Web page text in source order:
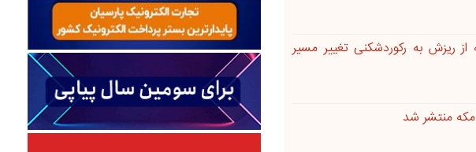
ریزش به رکوردشکنی تغییر مسیر
منتشر شد